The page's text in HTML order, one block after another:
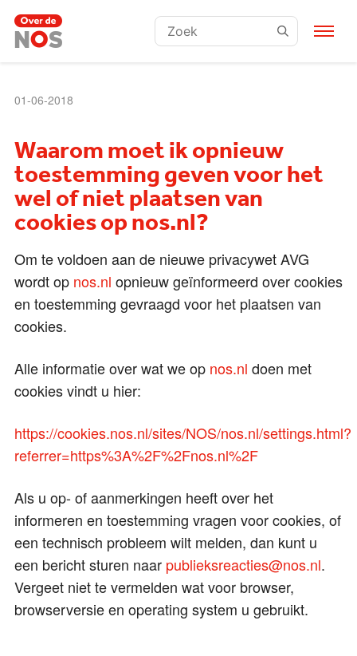
Zoeken:
01-06-2018
Waarom moet ik opnieuw
toestemming geven voor het
wel of niet plaatsen van
cookies op nos.nl?
Om te voldoen aan de nieuwe privacywet AVG
wordt op nos.nl opnieuw geïnformeerd over cookies
en toestemming gevraagd voor het plaatsen van
cookies.
Alle informatie over wat we op nos.nl doen met
cookies vindt u hier:
https://cookies.nos.nl/sites/NOS/nos.nl/settings.html?
referrer=https%3A%2F%2Fnos.nl%2F
Als u op- of aanmerkingen heeft over het
informeren en toestemming vragen voor cookies, of
een technisch probleem wilt melden, dan kunt u
een bericht sturen naar publieksreacties@nos.nl.
Vergeet niet te vermelden wat voor browser,
browserversie en operating system u gebruikt.